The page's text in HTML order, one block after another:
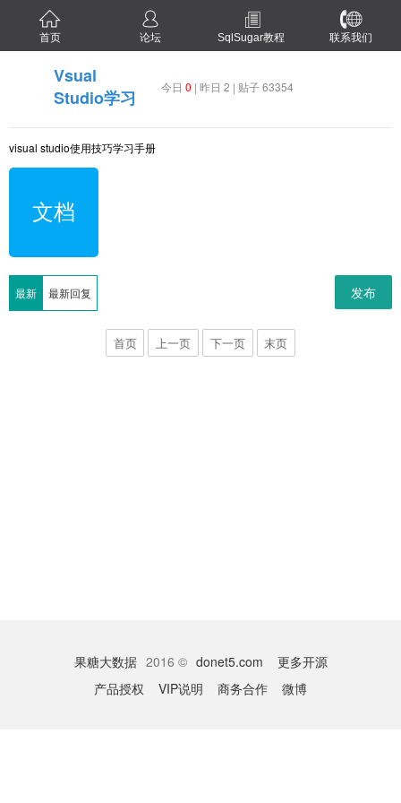
首页 论坛 SqlSugar教程 联系我们
Vsual
Studio学习
今日 0 | 昨日 2 | 贴子 63354
visual studio使用技巧学习手册
文档
最新 最新回复 发布
首页 上一页 下一页 末页
果糖大数据 2016 © donet5.com
更多开源
产品授权
VIP说明 商务合作 微博